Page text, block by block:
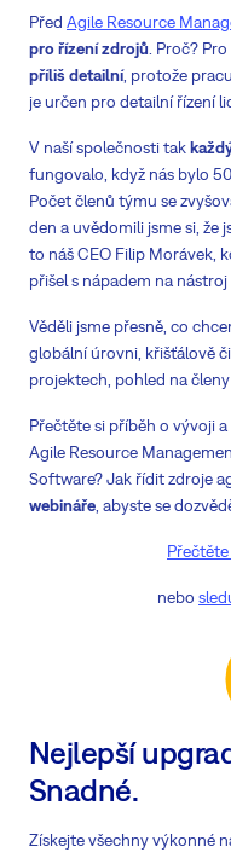
Před Agile Resource
pro řízení zdrojů . Proč?
příliš detailní, protože
je určen pro detailní řízení
V naší společnosti tak
fungovalo, když nás bylo
Počet členů týmu se
den a uvědomili jsme si, že
to náš CEO Filip Morávek,
přišel s nápadem na
Věděli jsme přesně, co
globální úrovni, křišťálově
projektech, pohled na
Přečtěte si příběh o vývoji
Agile Resource
Software? Jak řídit zdroje
webináře , abyste se
nebo
Nejlepší
Snadné.
Získejte všechny výkonné